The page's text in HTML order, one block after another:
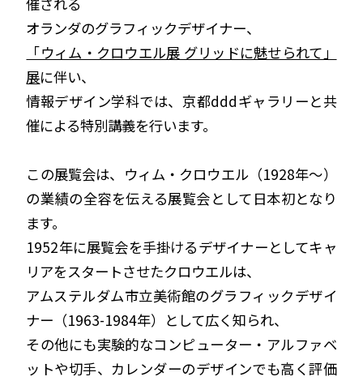
オランダのグラフィックデザイナー、
「ウィム・クロウエル展 グリッドに魅せられて」
展に伴い、
情報デザイン学科では、京都dddギャラリーと共
催による特別講義を行います。
この展覧会は、ウィム・クロウエル（1928年～）
の業績の全容を伝える展覧会として日本初となり
ます。
1952年に展覧会を手掛けるデザイナーとしてキャ
リアをスタートさせたクロウエルは、
アムステルダム市立美術館のグラフィックデザイ
ナー（1963-1984年）として広く知られ、
その他にも実験的なコンピューター・アルファベ
ットや切手、カレンダーのデザインでも高く評価